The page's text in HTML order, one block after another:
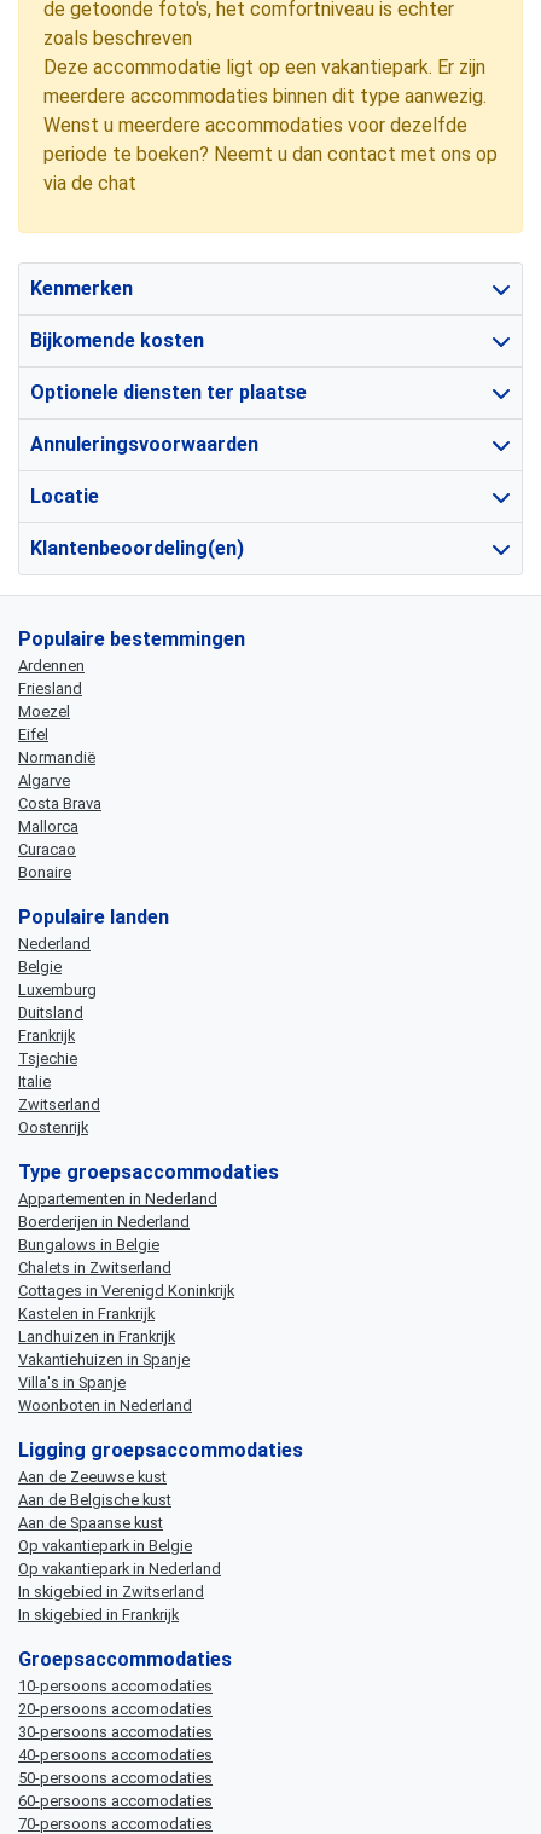
de getoonde foto's, het comfortniveau is echter
zoals beschreven
Deze accommodatie ligt op een vakantiepark. Er zijn
meerdere accommodaties binnen dit type aanwezig.
Wenst u meerdere accommodaties voor dezelfde
periode te boeken? Neemt u dan contact met ons op
via de chat
Kenmerken
Bijkomende kosten
Optionele diensten ter plaatse
Annuleringsvoorwaarden
Locatie
Klantenbeoordeling(en)
Populaire bestemmingen
Ardennen
Friesland
Moezel
Eifel
Normandië
Algarve
Costa Brava
Mallorca
Curacao
Bonaire
Populaire landen
Nederland
Belgie
Luxemburg
Duitsland
Frankrijk
Tsjechie
Italie
Zwitserland
Oostenrijk
Type groepsaccommodaties
Appartementen in Nederland
Boerderijen in Nederland
Bungalows in Belgie
Chalets in Zwitserland
Cottages in Verenigd Koninkrijk
Kastelen in Frankrijk
Landhuizen in Frankrijk
Vakantiehuizen in Spanje
Villa's in Spanje
Woonboten in Nederland
Ligging groepsaccommodaties
Aan de Zeeuwse kust
Aan de Belgische kust
Aan de Spaanse kust
Op vakantiepark in Belgie
Op vakantiepark in Nederland
In skigebied in Zwitserland
In skigebied in Frankrijk
Groepsaccommodaties
10-persoons accomodaties
20-persoons accomodaties
30-persoons accomodaties
40-persoons accomodaties
50-persoons accomodaties
60-persoons accomodaties
70-persoons accomodaties